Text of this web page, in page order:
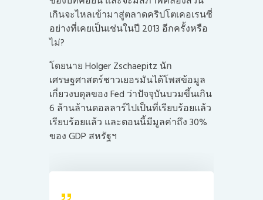
เกินจะไหลเข้ามาสู่ตลาดคริปโตเคอเรนซี่
อย่างที่เคยเป็นเช่นในปี 2013 อีกครั้งหรือ
ไม่?
โดยนาย Holger Zschaepitz นัก
เศรษฐศาสตร์ชาวเยอรมันได้โพสข้อมูล
เกี่ยวงบดุลของ Fed ว่าปัจจุบันบวมขึ้นเกิน
6 ล้านล้านดอลลาร์ไปเป็นที่เรียบร้อยแล้ว
เรียบร้อยแล้ว และตอนนี้มีมูลค่าถึง 30%
ของ GDP สหรัฐฯ